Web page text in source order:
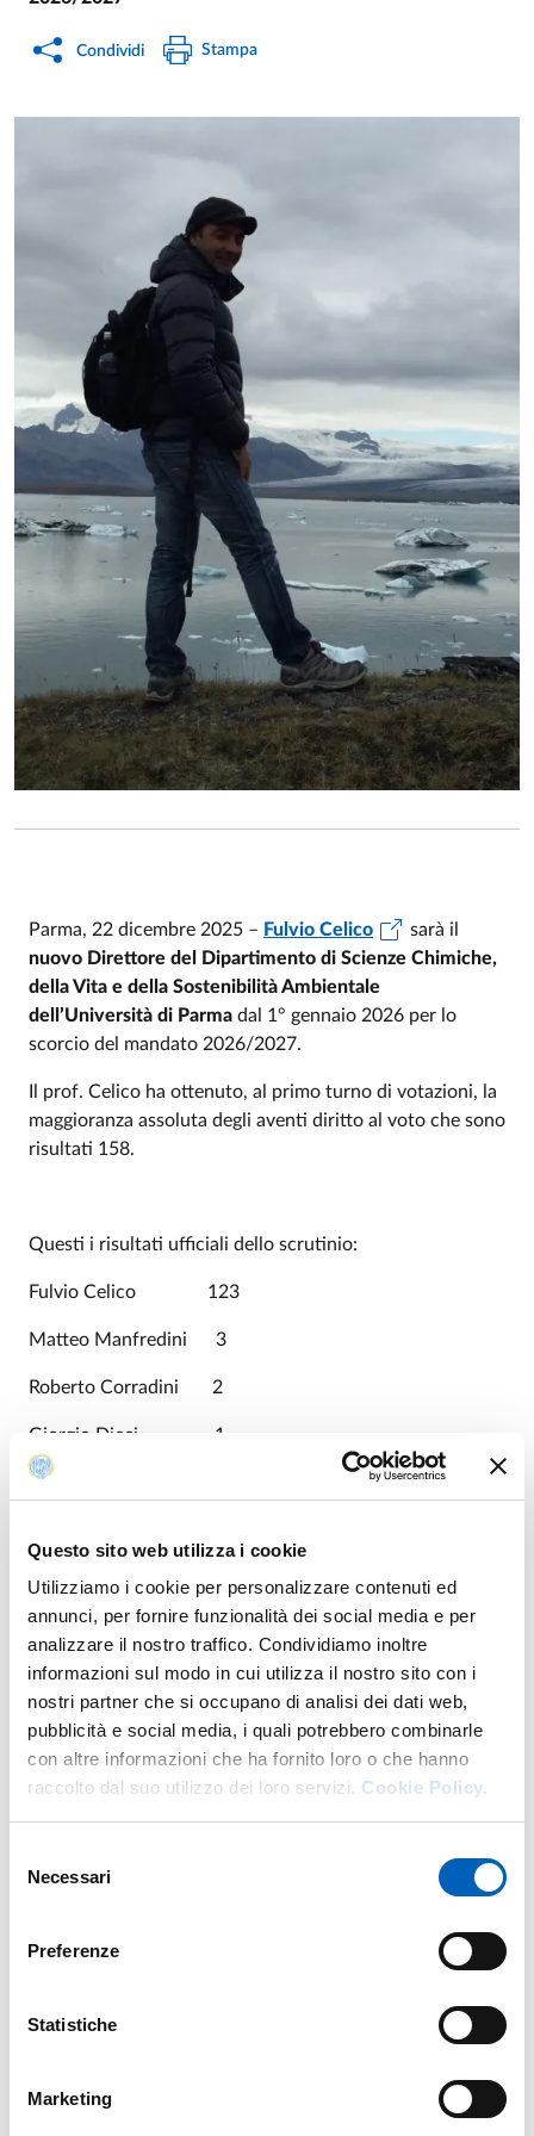
Questo sito web utilizza i cookie
Utilizziamo i cookie per personalizzare contenuti ed
annunci, per fornire funzionalità dei social media e per
analizzare il nostro traffico. Condividiamo inoltre
informazioni sul modo in cui utilizza il nostro sito con i
nostri partner che si occupano di analisi dei dati web,
pubblicità e social media, i quali potrebbero combinarle
con altre informazioni che ha fornito loro o che hanno
raccolto dal suo utilizzo dei loro servizi. Cookie Policy.
delNecessari
Preferenze
Statistiche
Marketing
Condividi Stampa
Parma, 22 dicembre 2025 – Fulvio Celico
sarà il
nuovo Direttore del Dipartimento di Scienze Chimiche,
della Vita e della Sostenibilità Ambientale
dell’Università di Parma dal 1° gennaio 2026 per lo
scorcio del mandato 2026/2027.
Il prof. Celico ha ottenuto, al primo turno di votazioni, la
maggioranza assoluta degli aventi diritto al voto che sono
risultati 158.
Questi i risultati ufficiali dello scrutinio:
Fulvio Celico 123
Matteo Manfredini 3
Roberto Corradini 2
Giorgio Dieci 1
Giorgio Pelosi 1
Schede bianche 8
Fulvio Celico
è professore ordinario di Geologia
Applicata del Dipartimento di Scienze Chimiche, della
Vita e della Sostenibilità Ambientale dell’Università di
Parma. Si occupa prevalentemente di Idrogeologia e di
Idrogeologia ambientale, sviluppando ricerche incentrate
su reperimento, gestione e protezione delle acque
ambientale e sulla messa in sicurezza e bonifica di siti
Ha rivestito e riveste numerosi ruoli accademici, tra cui
Componente un Consiglio di Amministrazione, Delegato
del Rettore, Presidente di Commissione Paritetica
di Studio, Direttore di Scuola di Dottorato, Coordinatore
di diversi Corsi di Dottorato, Presidente di Comitato